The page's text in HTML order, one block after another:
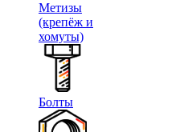
Метизы
(крепёж и
хомуты)
Болты